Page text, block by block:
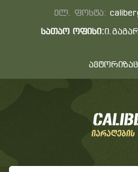
ელ. ფოსტა:
სათაო ოფისი: